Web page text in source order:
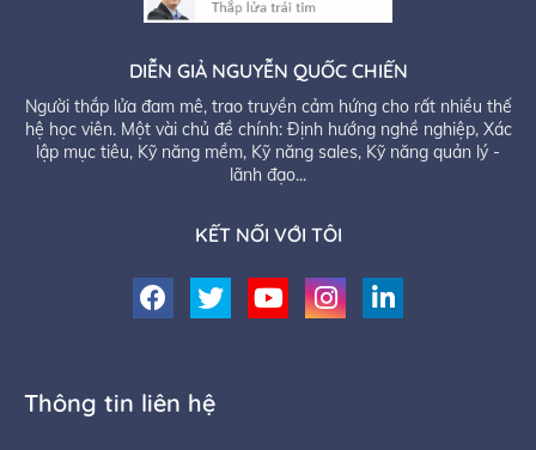
DIỄN GIẢ NGUYỄN QUỐC CHIẾN
Người thắp lửa đam mê, trao truyền cảm hứng cho rất nhiều thế
hệ học viên. Một vài chủ đề chính: Định hướng nghề nghiệp, Xác
lập mục tiêu, Kỹ năng mềm, Kỹ năng sales, Kỹ năng quản lý -
lãnh đạo...
KẾT NỐI VỚI TÔI
Thông tin liên hệ